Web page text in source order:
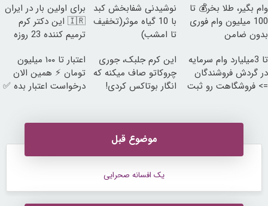
وام بگیر، طلا بخر💰 تا
100 میلیون وام فوری
بدون ضامن
نوشیدنی شفابخش کبد
با 10 گیاه موثر(تخفیف
تا امشب)
برای اولین بار در ایران
🇮🇷 این دکتر کرم
ترمیم کننده 23 روزه
تا 3میلیارد وام سرمایه
در گردش فروشندگان
=> فروشگاهت رو ثبت
این کرم جلبک، جوری
چروکاتو صاف میکنه که
انگار بوتاکس کردی!
اعتبار تا ۱۰۰ میلیون
تومان ⚡ همین الان
درخواست اعتبار بده ✅
موضوع قبل
یک افسانه صحرایی